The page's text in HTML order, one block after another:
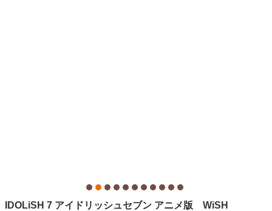
IDOLiSH 7 アイドリッシュセブン アニメ版 WiSH